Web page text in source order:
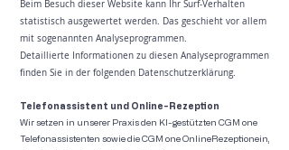
Beim Besuch dieser Website kann Ihr Surf-Verhalten
statistisch ausgewertet werden. Das geschieht vor allem
mit sogenannten Analyseprogrammen.
Detaillierte Informationen zu diesen Analyseprogrammen
finden Sie in der folgenden Datenschutzerklärung.
Telefonassistent und Online-Rezeption
Wir setzen in unserer Praxis den KI-gestützten CGM one
Telefonassistenten sowie die CGM one OnlineRezeptionein,